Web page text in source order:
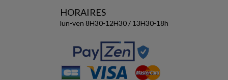
HORAIRES
lun-ven 8H30-12H30 / 13H30-18h